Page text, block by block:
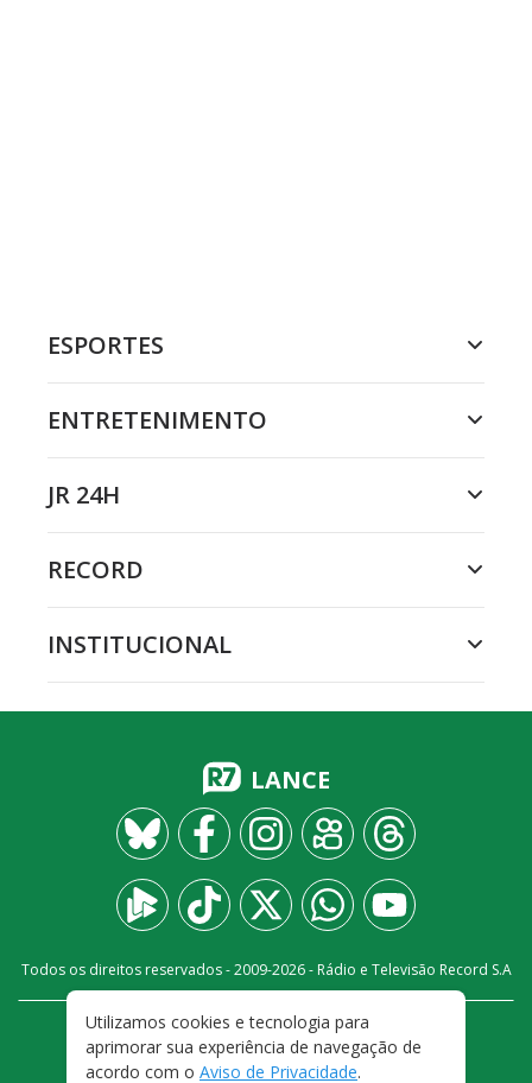
ESPORTES
ENTRETENIMENTO
JR 24H
RECORD
INSTITUCIONAL
LANCE
Todos os direitos reservados - 2009-2026- Rádio e Televisão Record S.A
FALE CONOSCO
PRIVACIDADE
TERMOS E CONDIÇÕES DE USO
Utilizamos cookies e tecnologia para
aprimorar sua experiência de navegação de
acordo com o Aviso de Privacidade.